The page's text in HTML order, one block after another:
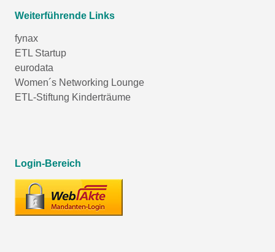
Weiterführende Links
fynax
ETL Startup
eurodata
Women´s Networking Lounge
ETL-Stiftung Kinderträume
Login-Bereich